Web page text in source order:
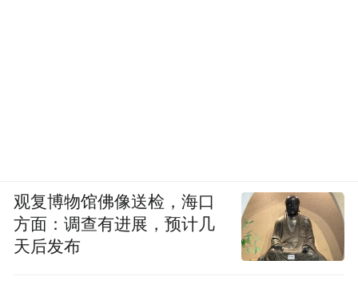
观复博物馆佛像送检，海口
方面：调查有进展，预计几
天后发布